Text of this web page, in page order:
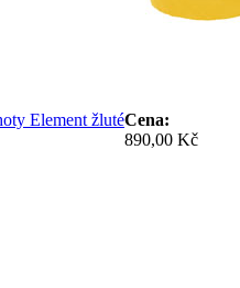
Cena:
890,00 Kč